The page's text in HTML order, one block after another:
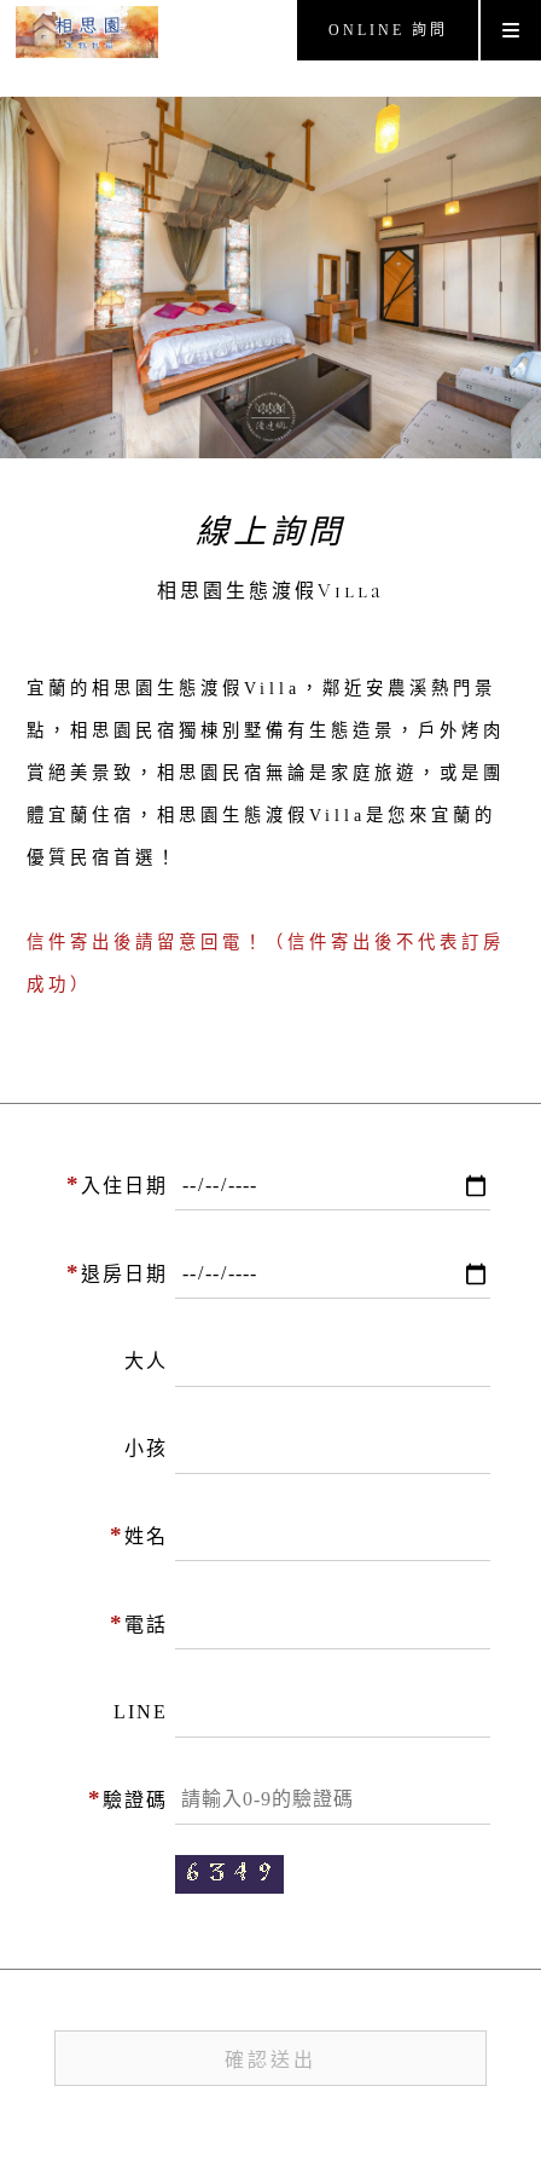
ONLINE 詢問
線上詢問
相思園生態渡假Villa
宜蘭的相思園生態渡假Villa，鄰近安農溪熱門景
點，相思園民宿獨棟別墅備有生態造景，戶外烤肉
賞絕美景致，相思園民宿無論是家庭旅遊，或是團
體宜蘭住宿，相思園生態渡假Villa是您來宜蘭的
優質民宿首選！
信件寄出後請留意回電！（信件寄出後不代表訂房
成功）
* 入住日期
*退房日期
大人
小孩
*姓名
* 電話
LINE
* 驗證碼